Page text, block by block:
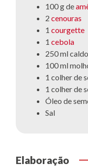
100 g de
2 cenouras
1 courgette
1 cebola
250 ml
100 ml
1 colher de
1 colher de
Óleo de
Sal
Elaboração